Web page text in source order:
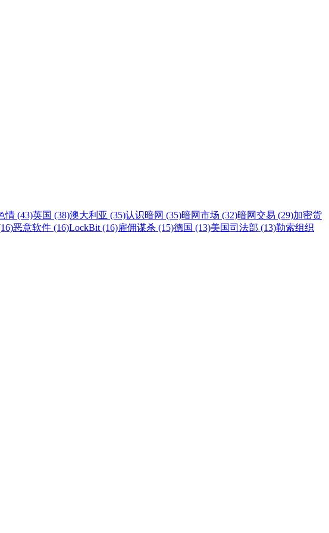
情 (43)英国 (38)澳大利亚 (35)认识暗网 (35)暗网市场 (32)暗网交易 (29)加密货
恶意软件 (16)LockBit (16)雇佣谋杀 (15)德国 (13)美国司法部 (13)勒索组织